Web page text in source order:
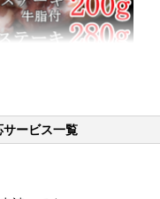
サービス一覧